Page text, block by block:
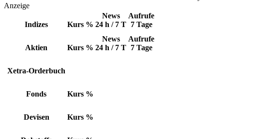
Anzeige
Indizes Kurs %
News
24 h / 7 T
Aufrufe
7 Tage
Aktien Kurs %
News
24 h / 7 T
Aufrufe
7 Tage
Xetra-Orderbuch
Fonds Kurs %
Devisen Kurs %